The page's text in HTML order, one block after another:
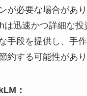
が必要な場合があり
は迅速かつ詳細な投
手段を提供し、手
約する可能性があり
：